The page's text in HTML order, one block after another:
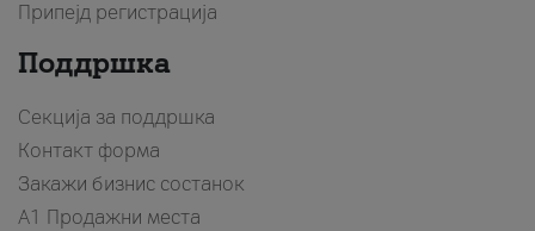
Припејд регистрација
Поддршка
Секција за поддршка
Контакт форма
Закажи бизнис состанок
A1 Продажни места